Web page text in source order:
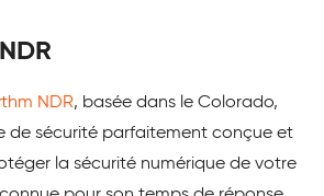
NDR, basée dans le Colorado,
de sécurité parfaitement conçue et
la sécurité numérique de votre